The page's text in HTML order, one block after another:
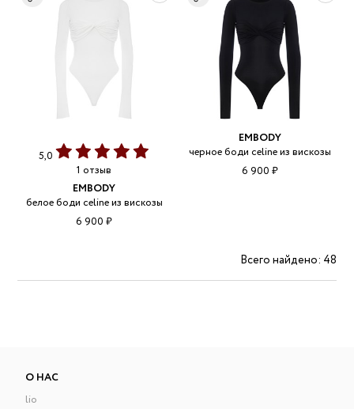
5,0
1 отзыв
EMBODY
белое боди celine из вискозы
6 900 ₽
EMBODY
черное боди celine из вискозы
6 900 ₽
Всего найдено: 48
О НАС
lio